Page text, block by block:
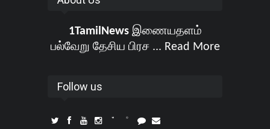
1TamilNewsஇணையதளம்
பல்வேறு தேசிய பிரச ... Read More
Follow us